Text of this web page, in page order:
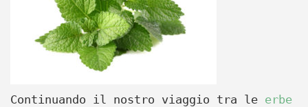
Continuando il nostro viaggio tra le erbe